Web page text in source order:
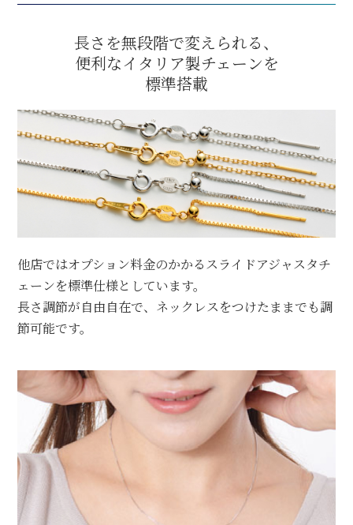
長さを無段階で変えられる、
便利なイタリア製チェーンを
標準搭載
他店ではオプション料金のかかるスライドアジャスタチ
ェーンを標準仕様としています。
長さ調節が自由自在で、ネックレスをつけたままでも調
節可能です。